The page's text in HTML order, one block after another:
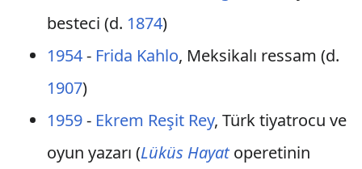
besteci (d. 1874)
1954- Frida Kahlo, Meksikalı ressam (d.
1907)
1959- Ekrem Reşit Rey, Türk tiyatrocu ve
oyun yazarı (Lüküs Hayatoperetinin